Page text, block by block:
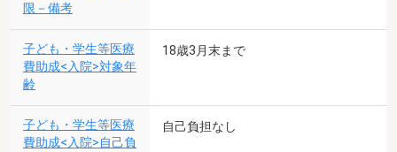
限－備考
子ども・学生等医療
費助成<入院>対象年
齢
18歳3月末まで
子ども・学生等医療
費助成<入院>自己負
自己負担なし